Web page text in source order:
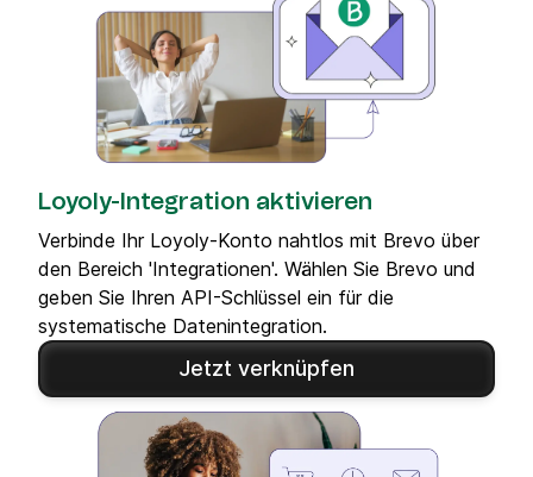
Loyoly-Integration aktivieren
Verbinde Ihr Loyoly-Konto nahtlos mit Brevo über
den Bereich 'Integrationen'. Wählen Sie Brevo und
geben Sie Ihren API-Schlüssel ein für die
systematische Datenintegration.
Jetzt verknüpfen